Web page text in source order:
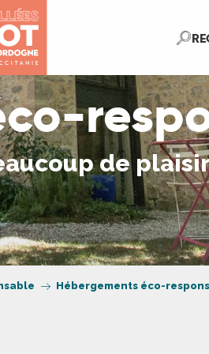
de
Hébergements éco-